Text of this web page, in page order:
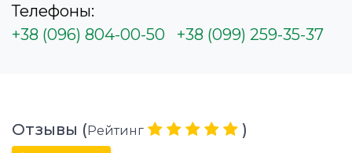
Телефоны:
+38 (096) 804-00-50
+38 (099) 259-35-37
Отзывы (Рейтинг )